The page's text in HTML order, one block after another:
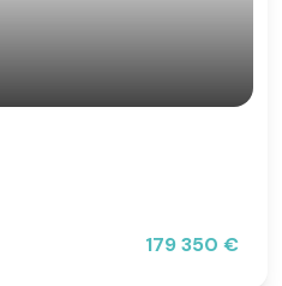
179 350 €